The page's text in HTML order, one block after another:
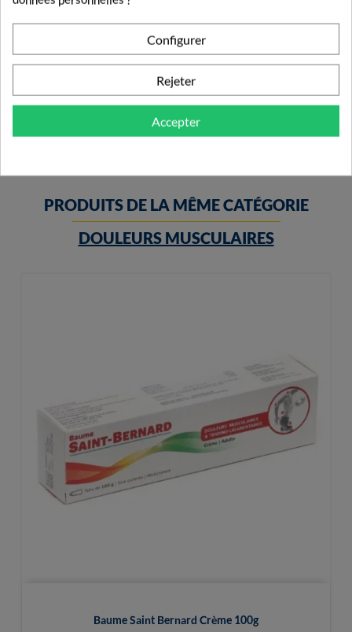
Chondrosulf 400mg 84 Gélules
19,95 €
PRODUITS DE LA MÊME CATÉGORIE
DOULEURS MUSCULAIRES
Baume Saint Bernard Crème 100g
Configurer
Rejeter
Accepter